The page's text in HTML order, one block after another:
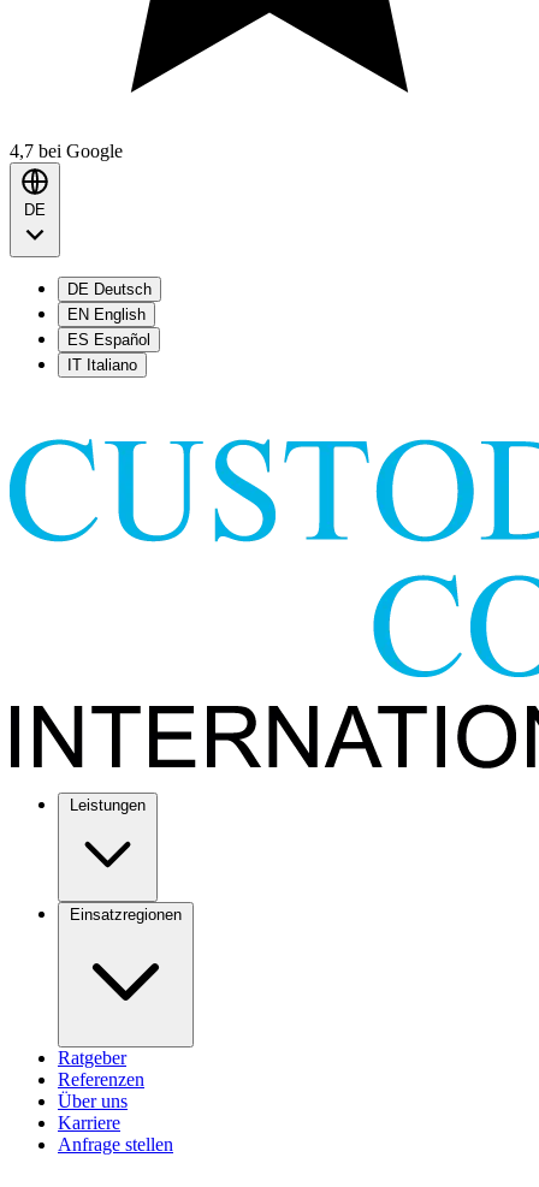
4,7 bei Google
DE
DE Deutsch
EN English
ES Español
IT Italiano
Ratgeber
Referenzen
Über uns
Karriere
Anfrage stellen